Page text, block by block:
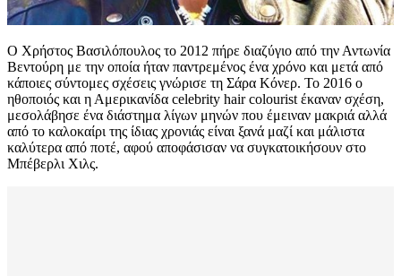
Ο Χρήστος Βασιλόπουλος το 2012 πήρε διαζύγιο από την Αντωνία
Βεντούρη με την οποία ήταν παντρεμένος ένα χρόνο και μετά από
κάποιες σύντομες σχέσεις γνώρισε τη Σάρα Κόνερ. Το 2016 ο
ηθοποιός και η Αμερικανίδα celebrity hair colourist έκαναν σχέση,
μεσολάβησε ένα διάστημα λίγων μηνών που έμειναν μακριά αλλά
από το καλοκαίρι της ίδιας χρονιάς είναι ξανά μαζί και μάλιστα
καλύτερα από ποτέ, αφού αποφάσισαν να συγκατοικήσουν στο
Μπέβερλι Χιλς.